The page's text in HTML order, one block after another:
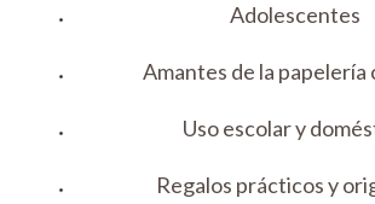
Adolescentes
Amantes de la papelería
Uso escolar y
Regalos prácticos y